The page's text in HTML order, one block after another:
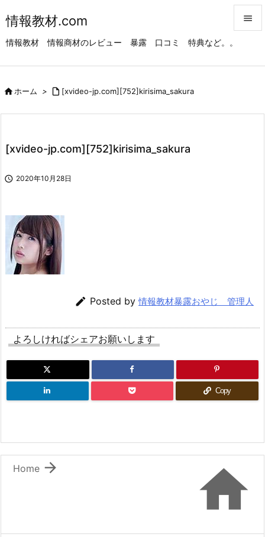
情報教材.com
情報教材 情報商材のレビュー 暴露 口コミ 特典など。。

前へ
ホーム >  [xvideo-jp.com][752]kirisima_sakura
[xvideo-jp.com][752]kirisima_sakura
 2020年10月28日
 Posted by情報教材暴露おやじ 管理人
よろしければシェアお願いします
Copy


Home